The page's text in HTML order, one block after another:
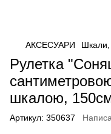
АКСЕСУАРИ Шкали,
Рулетка
шкалою,
Артикул: 350637